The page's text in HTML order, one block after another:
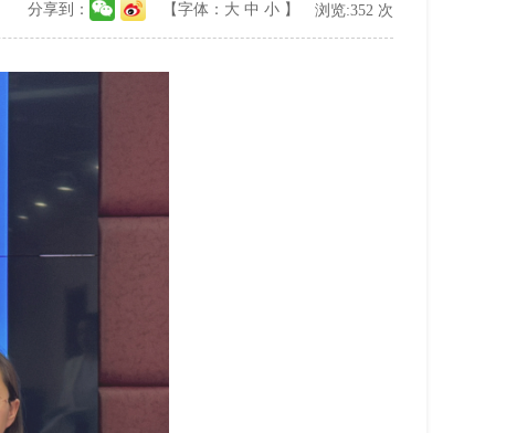
【字体： 大 中 小 】 浏览:352 次
分享到：